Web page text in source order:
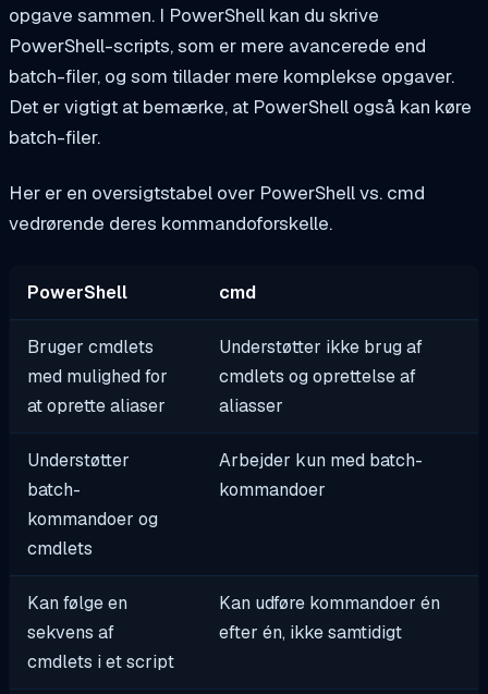
opgave sammen. I PowerShell kan du skrive
PowerShell-scripts, som er mere avancerede end
batch-filer, og som tillader mere komplekse opgaver.
Det er vigtigt at bemærke, at PowerShell også kan køre
batch-filer.
Her er en oversigtstabel over PowerShell vs. cmd
vedrørende deres kommandoforskelle.
PowerShell cmd
Bruger cmdlets
med mulighed for
at oprette aliaser
Understøtter ikke brug af
cmdlets og oprettelse af
aliasser
Understøtter
batch-
kommandoer og
cmdlets
Arbejder kun med batch-
kommandoer
Kan følge en
sekvens af
cmdlets i et script
Kan udføre kommandoer én
efter én, ikke samtidigt